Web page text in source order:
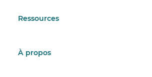
Ressources
À propos